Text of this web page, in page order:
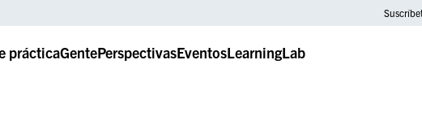
prácticaGentePerspectivasEventosLearningLab